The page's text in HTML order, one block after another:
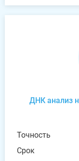
ДНК анализ
Точность
Срок